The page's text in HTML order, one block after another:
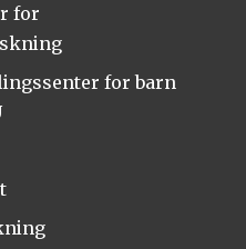
for
for barn